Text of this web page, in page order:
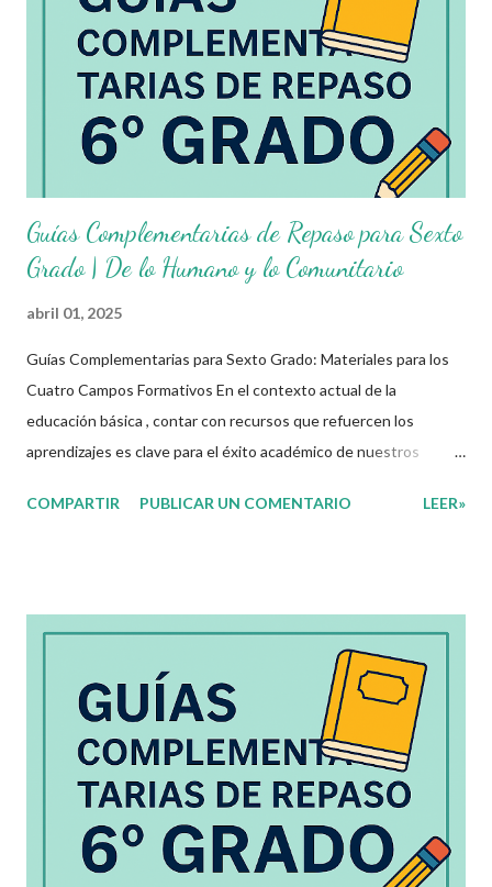
Guías Complementarias de Repaso para Sexto
Grado | De lo Humano y lo Comunitario
abril 01, 2025
Guías Complementarias para Sexto Grado: Materiales para los
Cuatro Campos Formativos En el contexto actual de la
educación básica , contar con recursos que refuercen los
aprendizajes es clave para el éxito académico de nuestros
complementarias de repaso vacacional para sexto grado de
, o incluso en guardería en casa y cursos online para niños .
Como docentes de primaria, sabemos que contar con recursos
organizados y diseñados para fortalecer el aprendizaje es
fundamental. Hoy queremos compartir con ustedes unas
excelentes Guías Complementarias para Sexto Grado de
Primaria , elaboradas con fines educativos, las cuales abarcan los
cuatro campos formativos establecidos por...
COMPARTIR PUBLICAR UN COMENTARIO LEER»